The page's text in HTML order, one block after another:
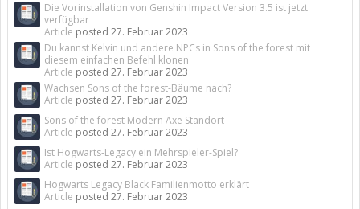
Die Vorinstallation von Genshin Impact Version 3.5 ist jetzt
verfügbar
Article posted 27. Februar 2023
Du kannst Kelvin und andere NPCs in Sons of the forest mit
diesem einfachen Befehl klonen
Article posted 27. Februar 2023
Wachsen Sons of the forest-Bäume nach?
Article posted 27. Februar 2023
Sons of the forest Modern Axe Standort
Article posted 27. Februar 2023
Ist Hogwarts-Legacy ein Mehrspieler-Spiel?
Article posted 27. Februar 2023
Hogwarts Legacy Black Familienmotto erklärt
Article posted 27. Februar 2023